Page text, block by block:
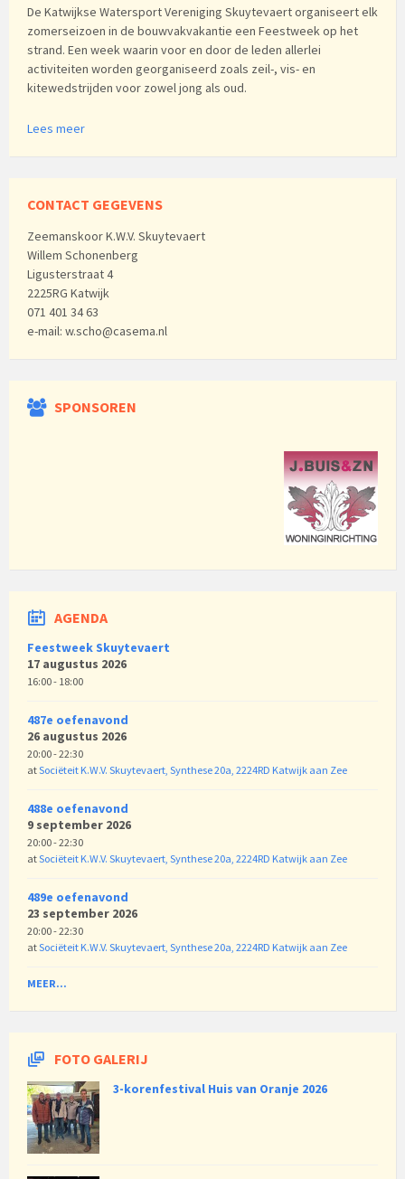
De Katwijkse Watersport Vereniging Skuytevaert organiseert elk
zomerseizoen in de bouwvakvakantie een Feestweek op het
strand. Een week waarin voor en door de leden allerlei
activiteiten worden georganiseerd zoals zeil-, vis- en
kitewedstrijden voor zowel jong als oud.
Lees meer
CONTACT GEGEVENS
Zeemanskoor K.W.V. Skuytevaert
Willem Schonenberg
Ligusterstraat 4
2225RG Katwijk
071 401 34 63
e-mail: w.scho@casema.nl
SPONSOREN
AGENDA
Feestweek Skuytevaert
17 augustus 2026
16:00 - 18:00
487e oefenavond
26 augustus 2026
20:00 - 22:30
atSociëteit K.W.V. Skuytevaert, Synthese 20a, 2224RD Katwijk aan Zee
488e oefenavond
9 september 2026
20:00 - 22:30
atSociëteit K.W.V. Skuytevaert, Synthese 20a, 2224RD Katwijk aan Zee
489e oefenavond
23 september 2026
20:00 - 22:30
atSociëteit K.W.V. Skuytevaert, Synthese 20a, 2224RD Katwijk aan Zee
MEER...
FOTO GALERIJ
3-korenfestival Huis van Oranje 2026